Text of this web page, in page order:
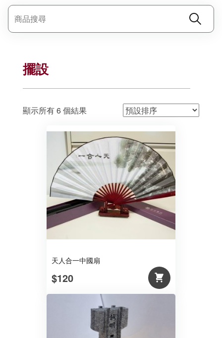
擺設
顯示所有 6 個結果
天人合一中國扇
$120